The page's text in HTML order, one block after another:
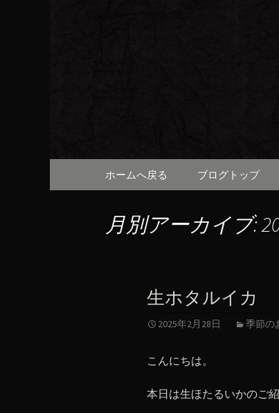
京都・
（ろび
京都・先斗町の京町
知らせや、お料理に
コンテンツへ移動
ホームへ戻る ブログトップ
月別アーカイブ:
生ホタルイカ
2025年2月28日 季節の
こんにちは。
本日は生ほたるいかのご紹